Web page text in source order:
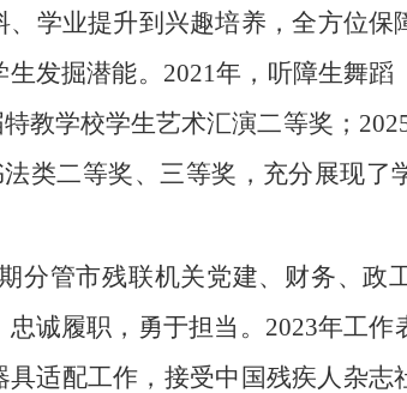
学业提升到兴趣培养，全方位保
发掘潜能。2021年，听障生舞蹈
教学校学生艺术汇演二等奖；
类二等奖、三等奖，充分展现了
分管市残联机关党建、财务、政
诚履职，勇于担当。2023年工作
适配工作，接受中国残疾人杂志